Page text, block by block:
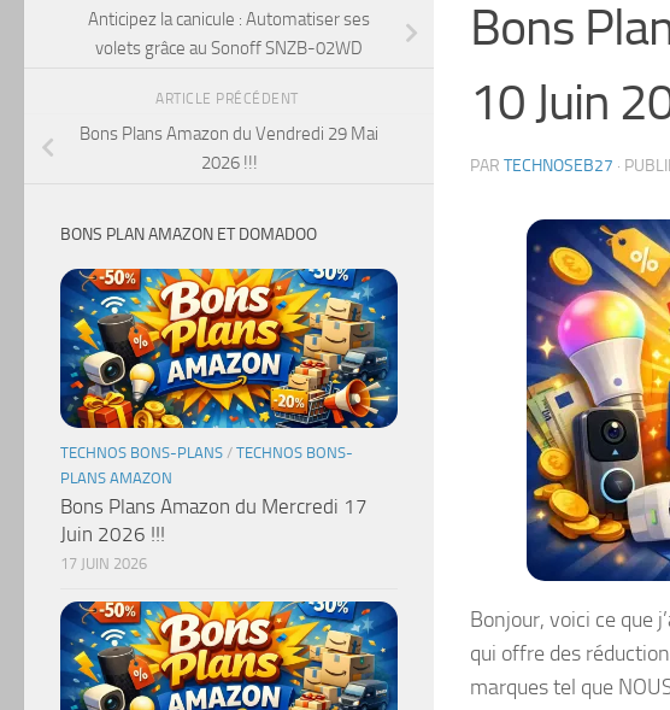
Bons
10 Juin
PAR TECHNOSEB27 ·
Bonjour, voici ce que
qui offre des
marques tel que
Anticipez la canicule : Automatiser ses
volets grâce au Sonoff SNZB-02WD
ARTICLE PRÉCÉDENT
Bons Plans Amazon du Vendredi 29 Mai
2026 !!!
BONS PLAN AMAZON ET DOMADOO
TECHNOS BONS-PLANS / TECHNOS BONS-
PLANS AMAZON
Bons Plans Amazon du Mercredi 17
Juin 2026 !!!
17 JUIN 2026